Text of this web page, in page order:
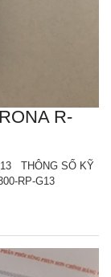
R-
THÔNG SỐ KỸ
RP-G13